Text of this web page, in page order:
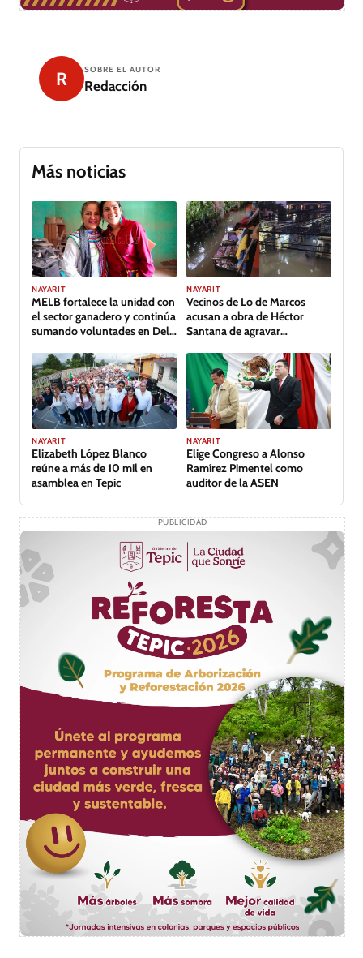
R SOBRE EL AUTOR
Redacción
Más noticias
NAYARIT
MELB fortalece la unidad con
el sector ganadero y continúa
sumando voluntades en Del
NAYARIT
Vecinos de Lo de Marcos
acusan a obra de Héctor
Santana de agravar
NAYARIT
Elizabeth López Blanco
reúne a más de 10 mil en
asamblea en Tepic
NAYARIT
Elige Congreso a Alonso
Ramírez Pimentel como
auditor de la ASEN
PUBLICIDAD